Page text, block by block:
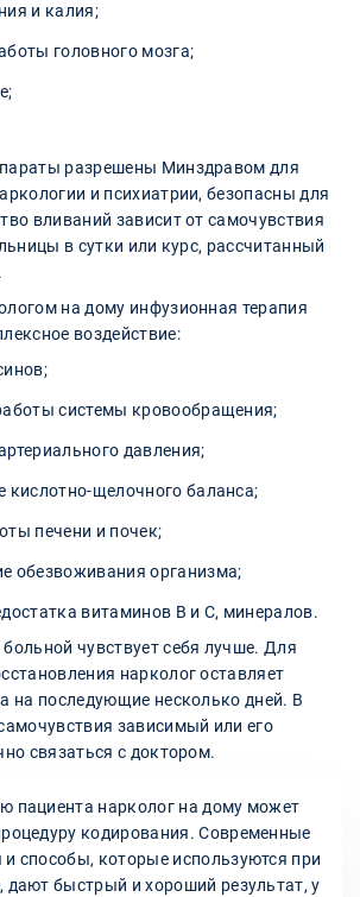
и калия;
головного мозга;
разрешены Минздравом для
и психиатрии, безопасны для
вливаний зависит от самочувствия
в сутки или курс, рассчитанный
на дому инфузионная терапия
воздействие:
системы кровообращения;
давления;
кислотно-щелочного баланса;
печени и почек;
обезвоживания организма;
витаминов В и С, минералов.
чувствует себя лучше. Для
нарколог оставляет
на последующие несколько дней. В
зависимый или его
связаться с доктором.
пациента нарколог на дому может
кодирования. Современные
и способы, которые используются при
дают быстрый и хороший результат, у